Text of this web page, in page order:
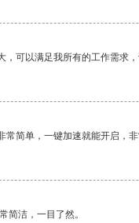
，可以满足我所有的工作需求，
简单，一键加速就能开启，非
简洁，一目了然。